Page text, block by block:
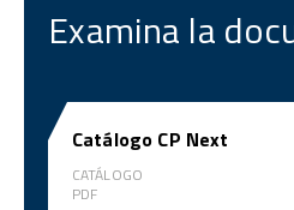
Examina la
Catálogo CP Next
CATÁLOGO
PDF